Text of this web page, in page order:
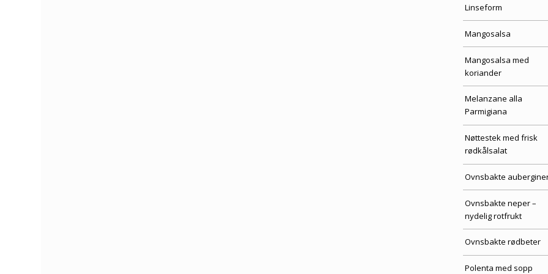
Linseform
Mangosalsa
Mangosalsa med
koriander
Melanzane alla
Parmigiana
Nøttestek med frisk
rødkålsalat
Ovnsbakte
Ovnsbakte neper –
nydelig rotfrukt
Ovnsbakte rødbeter
Polenta med sopp